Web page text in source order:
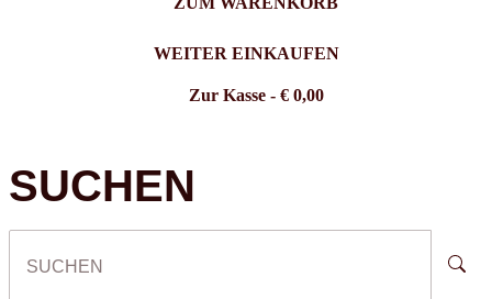
WEITER EINKAUFEN
Zur Kasse - € 0,00
SUCHEN